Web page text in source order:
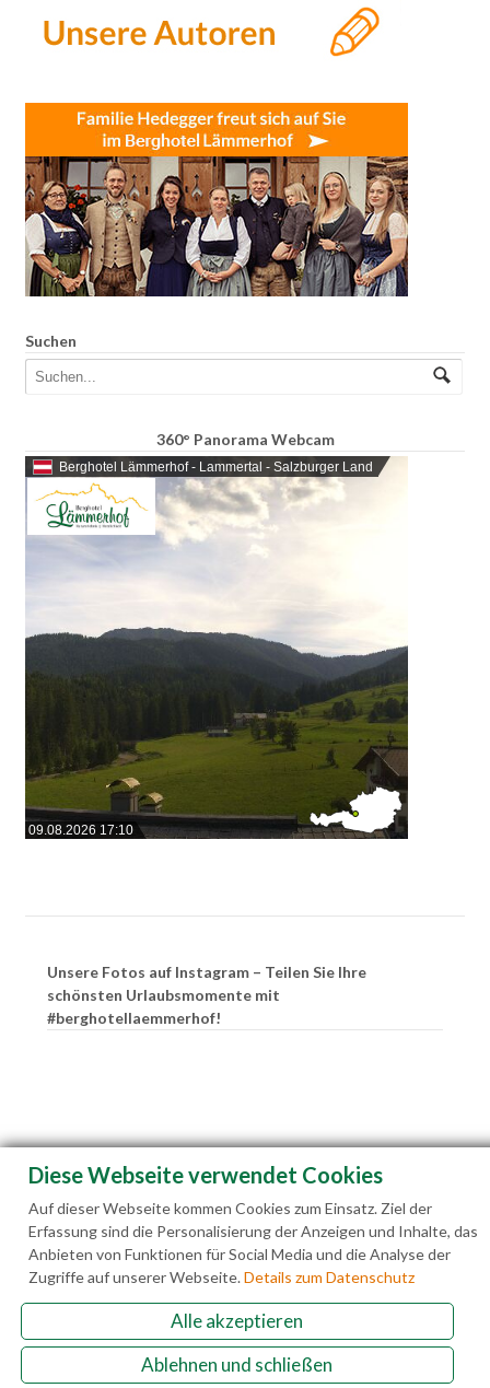
Suchen
360° Panorama Webcam
Berghotel Lämmerhof - Lammertal - Salzburger Land
09.08.2026 17:10
Unsere Fotos auf Instagram – Teilen Sie Ihre
schönsten Urlaubsmomente mit
#berghotellaemmerhof!
Familie Hedegger Lämmerhofweg 2 A-5522 St.
Martin a. Tgb.
Diese Webseite verwendet Cookies
Auf dieser Webseite kommen Cookies zum Einsatz. Ziel der
Erfassung sind die Personalisierung der Anzeigen und Inhalte, das
Anbieten von Funktionen für Social Media und die Analyse der
Zugriffe auf unserer Webseite.Details zum Datenschutz
Alle akzeptieren
Ablehnen und schließen